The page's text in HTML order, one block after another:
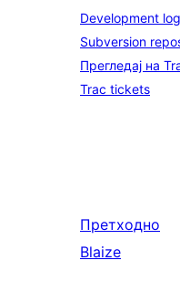
Development log
Subversion
Прегледај на
Trac tickets
Претходно
Blaize